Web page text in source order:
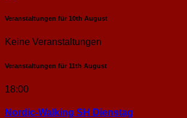
Veranstaltungen für 10th August
Keine Veranstaltungen
Veranstaltungen für 11th August
18:00
Nordic-Walking SH Dienstag